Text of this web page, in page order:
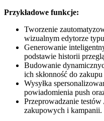
Przykładowe funkcje:
Tworzenie
wizualnym edytorze
Generowanie
podstawie historii
Budowanie
ich skłonność do
Wysyłka
powiadomienia push
Przeprowadzanie
zakupowych i kampanii.